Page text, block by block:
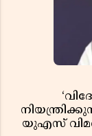
യുഎസ്